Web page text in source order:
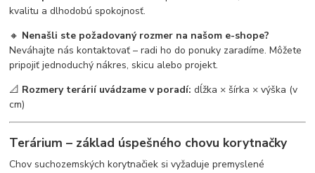
kvalitu a dlhodobú spokojnosť.
🔸 Nenašli ste požadovaný rozmer na našom e-shope?
Neváhajte nás kontaktovať – radi ho do ponuky zaradíme. Môžete
pripojiť jednoduchý nákres, skicu alebo projekt.
📐 Rozmery terárií uvádzame v poradí: dĺžka × šírka × výška (v
cm)
Terárium – základ úspešného chovu korytnačky
Chov suchozemských korytnačiek si vyžaduje premyslené